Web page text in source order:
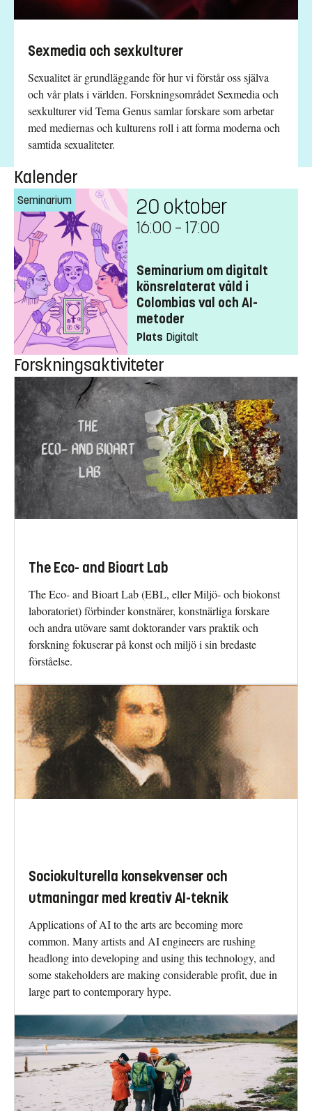
Sexmedia och sexkulturer
Sexualitet är grundläggande för hur vi förstår oss själva
och vår plats i världen. Forskningsområdet Sexmedia och
sexkulturer vid Tema Genus samlar forskare som arbetar
med mediernas och kulturens roll i att forma moderna och
samtida sexualiteter.
Kalender
Seminarium 20 oktober
16:00 – 17:00
Seminarium om digitalt
könsrelaterat våld i
Colombias val och AI-
metoder
Plats Digitalt
Forskningsaktiviteter
The Eco- and Bioart Lab
The Eco- and Bioart Lab (EBL, eller Miljö- och biokonst
laboratoriet) förbinder konstnärer, konstnärliga forskare
och andra utövare samt doktorander vars praktik och
forskning fokuserar på konst och miljö i sin bredaste
förståelse.
Sociokulturella konsekvenser och
utmaningar med kreativ AI-teknik
Applications of AI to the arts are becoming more
common. Many artists and AI engineers are rushing
headlong into developing and using this technology, and
some stakeholders are making considerable profit, due in
large part to contemporary hype.